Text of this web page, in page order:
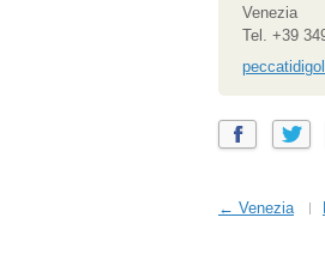
Venezia
Tel. +39
← Venezia